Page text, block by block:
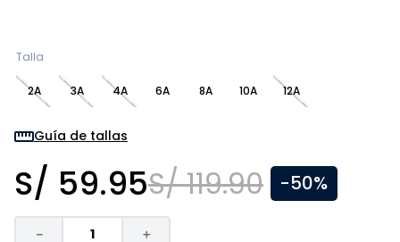
Talla
2A 3A 4A 6A 8A 10A 12A
Guía de tallas
S/ 59.95S/ 119.90 -50%
＋
－
pijama
10. sandalias niño